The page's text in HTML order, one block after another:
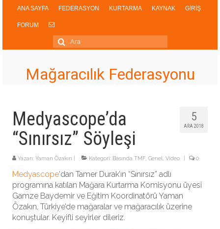
ANA SAYFA FEDERASYON KURTARMA KAYNAK GİRİŞ
FORUM
Şunu
ara:
Mağaracılık Federasyonu
5
ARA 2018
Medyascope’da
“Sınırsız” Söyleşi
Yazarı: Yaman Özakın Kategori: Basında TMF, Genel, Video 0
Medyascope‘dan Tamer Durak’ın “Sınırsız” adlı
programına katılan Mağara Kurtarma Komisyonu üyesi
Gamze Baydemir ve Eğitim Koordinatörü Yaman
Özakın, Türkiye’de mağaralar ve mağaracılık üzerine
konuştular. Keyifli seyirler dileriz.